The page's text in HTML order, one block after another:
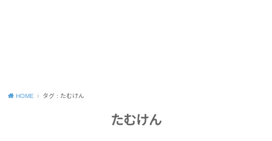
HOME タグ : たむけん
たむけん